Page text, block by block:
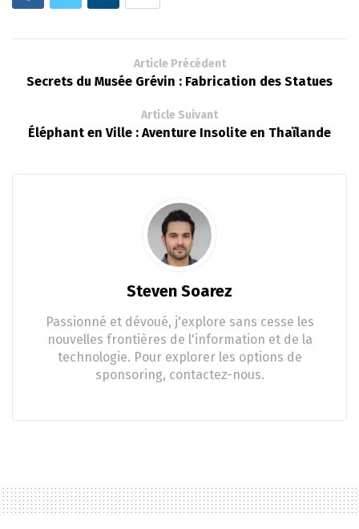
Article Précédent
Secrets du Musée Grévin : Fabrication des Statues
Article Suivant
Éléphant en Ville : Aventure Insolite en Thaïlande
Steven Soarez
Passionné et dévoué, j'explore sans cesse les
nouvelles frontières de l'information et de la
technologie. Pour explorer les options de
sponsoring, contactez-nous.